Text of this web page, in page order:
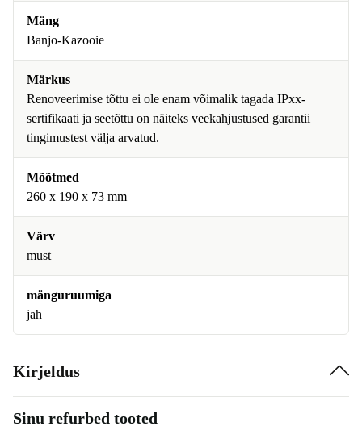
Mäng
Banjo-Kazooie
Märkus
Renoveerimise tõttu ei ole enam võimalik tagada IPxx-
sertifikaati ja seetõttu on näiteks veekahjustused garantii
tingimustest välja arvatud.
Mõõtmed
260 x 190 x 73 mm
Värv
must
mänguruumiga
jah
Kirjeldus
Sinu refurbed tooted